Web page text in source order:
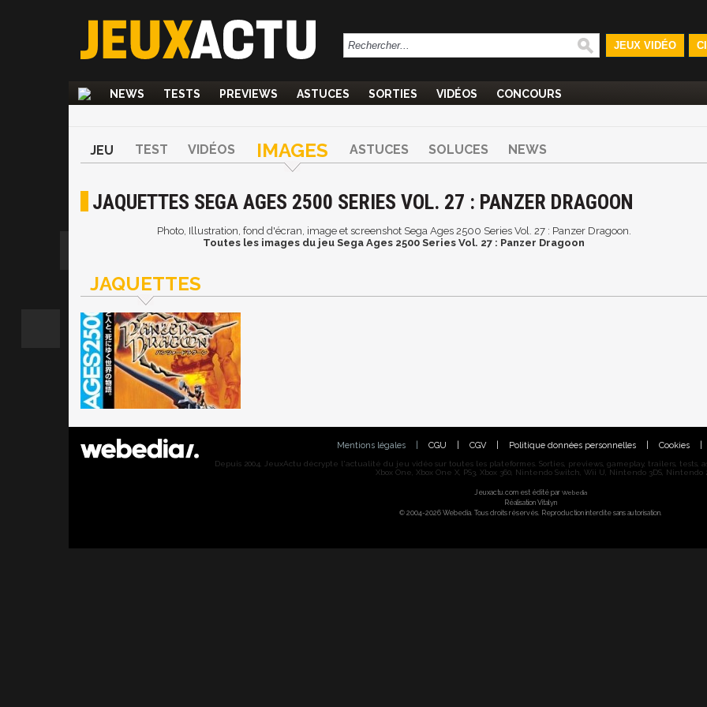
JEUX VIDÉO
NEWS TESTS PREVIEWS ASTUCES SORTIES VIDÉOS CONCOURS
JEU TEST VIDÉOS IMAGES ASTUCES SOLUCES NEWS
JAQUETTES SEGA AGES 2500 SERIES VOL. 27 : PANZER DRAGOON
Photo, Illustration, fond d'écran, image et screenshot Sega Ages 2500 Series Vol. 27 : Panzer Dragoon.
Toutes les images du jeu Sega Ages 2500 Series Vol. 27 : Panzer Dragoon
JAQUETTES
Mentions légales CGU CGV Politique données personnelles Cookies
Depuis 2004, JeuxActu décrypte l'actualité du jeu vidéo sur toutes les plateformes. Sorties, previews, gameplay, trailers, tests,
Xbox One, Xbox One X, PS3, Xbox 360, Nintendo Switch, Wii U, Nintendo 3DS, Nintendo
Jeuxactu.com est édité par Webedia
Réalisation Vitalyn
© 2004-2026 Webedia. Tous droits réservés. Reproduction interdite sans autorisation.